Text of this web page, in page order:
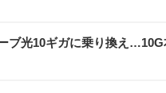
ブ光10ギガに乗り換え